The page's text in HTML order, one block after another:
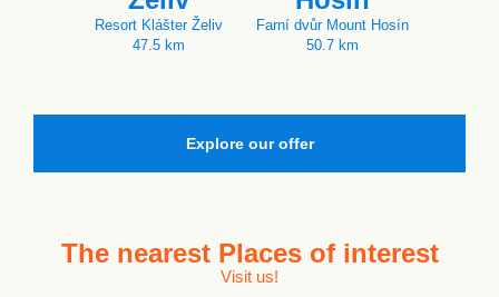
Resort Klášter Želiv
47.5 km
Farní dvůr Mount Hosín
50.7 km
Explore our offer
The nearest Places of interest
Visit us!